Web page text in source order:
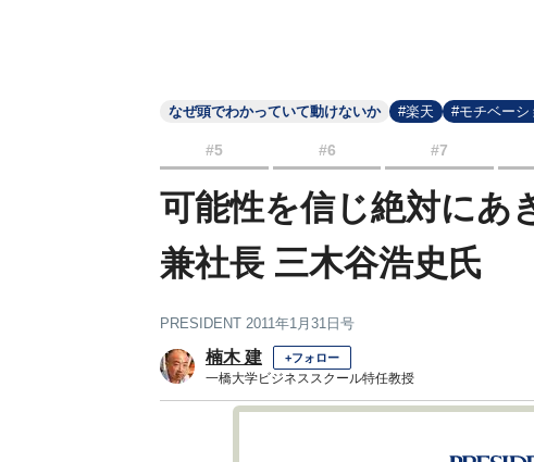
なぜ頭でわかっていて動けないか #楽天 #モチベーシ
#5 #6 #7
可能性を信じ絶対に
兼社長 三木谷浩史氏
PRESIDENT 2011年1月31日号
楠木 建 +フォロー
一橋大学ビジネススクール特任教授